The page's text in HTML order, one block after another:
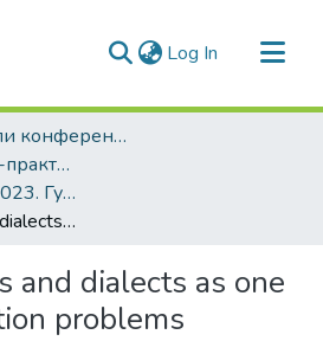
Log In (current)
03. Матеріали конференцій та семінарів
Щорічна науково-практична конференція «Тиждень науки»
Тиждень науки-2023. Гуманітарний факультет
British accents and dialects as one of the translation problems
and dialects as one
problems